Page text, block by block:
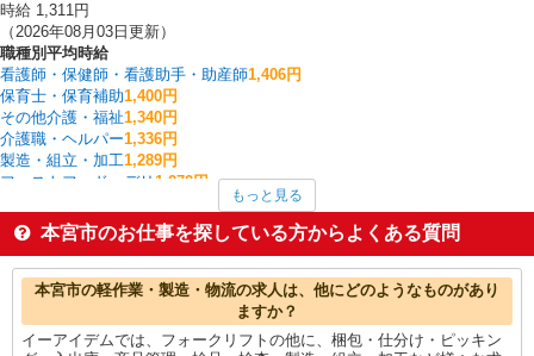
時給 1,311円
（2026年08月03日更新）
職種別平均時給
看護師・保健師・看護助手・助産師1,406円
保育士・保育補助1,400円
その他介護・福祉1,340円
介護職・ヘルパー1,336円
製造・組立・加工1,289円
ファストフード・デリ 1,272円
医療事務・受付・クラーク1,250円
調理・調理補助・調理師
1,223円
入出庫・商品管理・検品・検査1,190円
本宮市の他の職種の平均時給を見る
もっと見る
本宮市のお仕事を探している方からよくある質問
本宮市の軽作業・製造・物流の求人は、他にどのようなものがあり
ますか？
イーアイデムでは、フォークリフトの他に、梱包・仕分け・ピッキン